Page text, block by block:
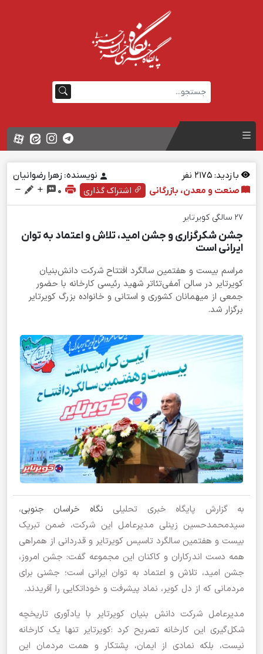
بازدید: نفر
نویسنده: زهرا رضوانیان
صنعت و معدن، بازرگانی
اشتراک گذاری 0
27 سالگی کویرتایر
جشن شکرگزاری و جشن امید، تلاش و اعتماد به توان
ایرانی است
مراسم بیست‌ و هفتمین سالگرد افتتاح شرکت دانش‌بنیان
کویرتایر در سالن آمفی‌تئاتر شهید رئیسی کارخانه با حضور
جمعی از میهمانان کشوری و استانی و خانواده بزرگ کویرتایر
برگزار شد.
به گزارش پایگاه خبری تحلیلی نگاه خراسان جنوبی،
سیدمحمدحسین زینلی مدیرعامل این شرکت، ضمن تبریک
بیست و هفتمین سالگرد تاسیس کویرتایر و قدردانی از همراهی
همه دست اندرکاران و کاکنان این مجموعه گفت: جشن امروز،
جشن امید، تلاش و اعتماد به توان ایرانی است؛ جشنی برای
مردمانی که از دل کویر، نماد پیشرفت و خوداتکایی را آفریدند.
مدیرعامل شرکت دانش بنیان کویرتایر با یادآوری تاریخچه
شکل‌گیری این کارخانه تصریح کرد :کویرتایر تنها یک کارخانه
نیست، بلکه نمادی از ایمان، پشتکار و همت مردمان این